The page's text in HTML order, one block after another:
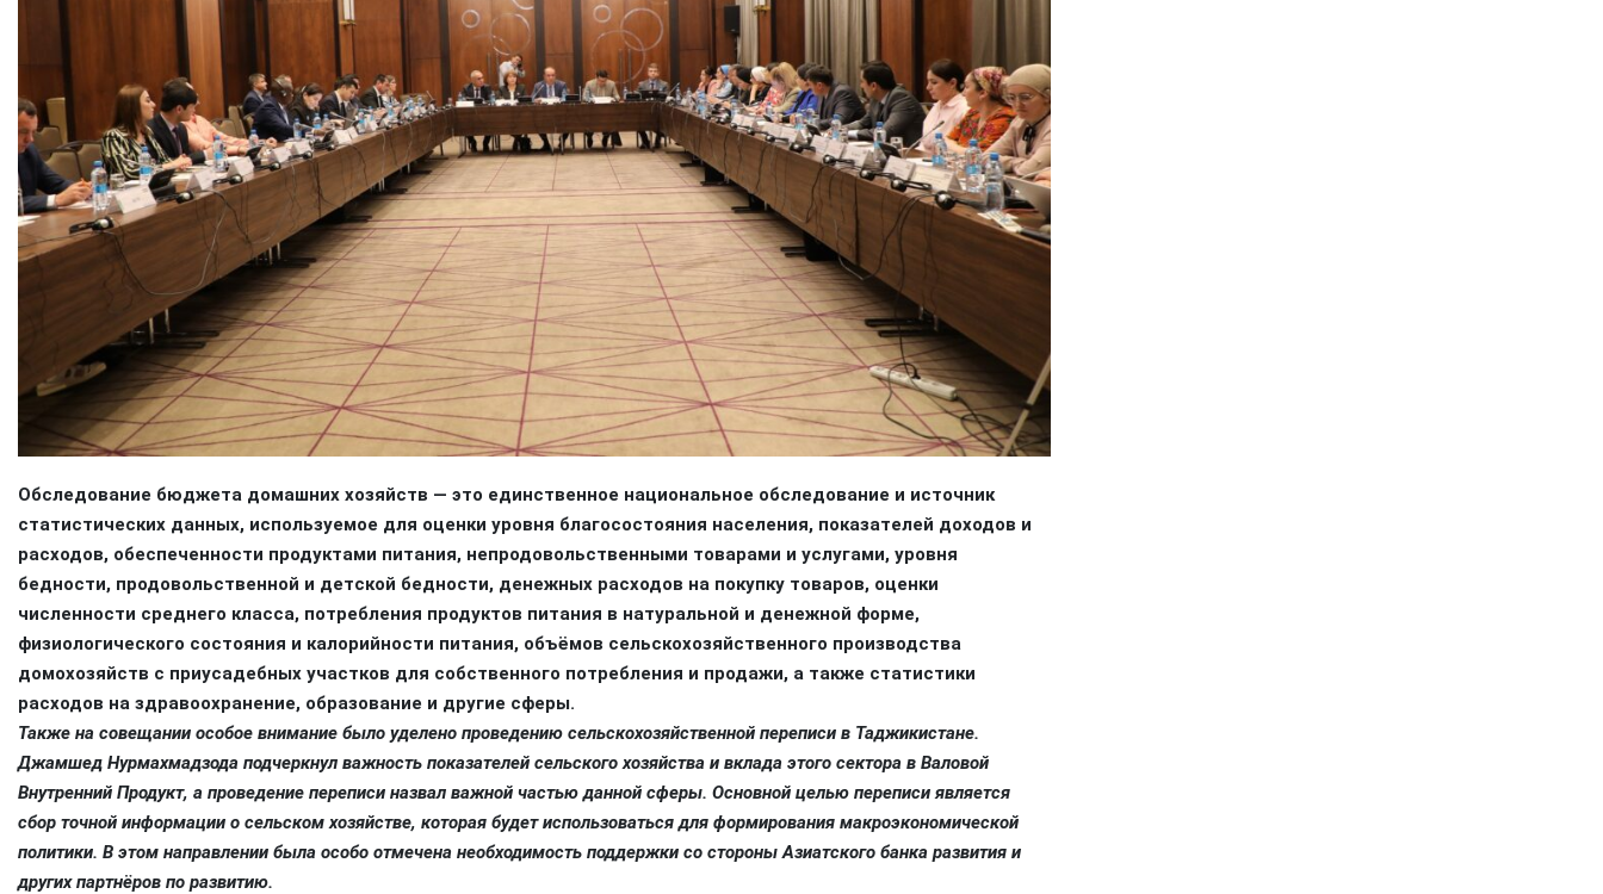
Обследование бюджета домашних хозяйств — это единственное национальное обследование и источник
статистических данных, используемое для оценки уровня благосостояния населения, показателей доходов и
расходов, обеспеченности продуктами питания, непродовольственными товарами и услугами, уровня
бедности, продовольственной и детской бедности, денежных расходов на покупку товаров, оценки
численности среднего класса, потребления продуктов питания в натуральной и денежной форме,
физиологического состояния и калорийности питания, объёмов сельскохозяйственного производства
домохозяйств с приусадебных участков для собственного потребления и продажи, а также статистики
расходов на здравоохранение, образование и другие сферы.
Также на совещании особое внимание было уделено проведению сельскохозяйственной переписи в Таджикистане.
Джамшед Нурмахмадзода подчеркнул важность показателей сельского хозяйства и вклада этого сектора в Валовой
Внутренний Продукт, а проведение переписи назвал важной частью данной сферы. Основной целью переписи является
сбор точной информации о сельском хозяйстве, которая будет использоваться для формирования макроэкономической
политики. В этом направлении была особо отмечена необходимость поддержки со стороны Азиатского банка развития и
других партнёров по развитию.